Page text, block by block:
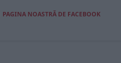
PAGINA NOASTRĂ DE FACEBOOK